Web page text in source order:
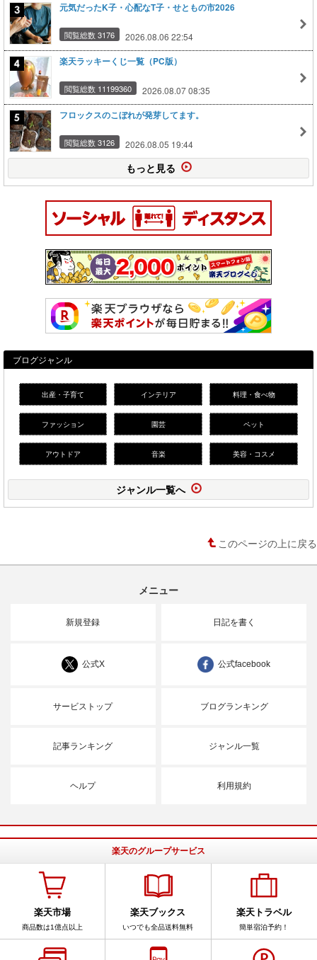
元気だったK子・心配なT子・せともの市2026
閲覧総数 3176 2026.08.06 22:54
楽天ラッキーくじ一覧（PC版）
閲覧総数 11199360 2026.08.07 08:35
フロックスのこぼれが発芽してます。
閲覧総数 3126 2026.08.05 19:44
もっと見る
ブログジャンル
出産・子育て インテリア 料理・食べ物
ファッション 園芸 ペット
アウトドア 音楽 美容・コスメ
ジャンル一覧へ
このページの上に戻る
メニュー
新規登録 日記を書く
公式X 公式facebook
サービストップ ブログランキング
記事ランキング ジャンル一覧
ヘルプ 利用規約
楽天のグループサービス
楽天市場
商品数は1億点以上
楽天ブックス
いつでも全品送料無料
楽天トラベル
簡単宿泊予約！